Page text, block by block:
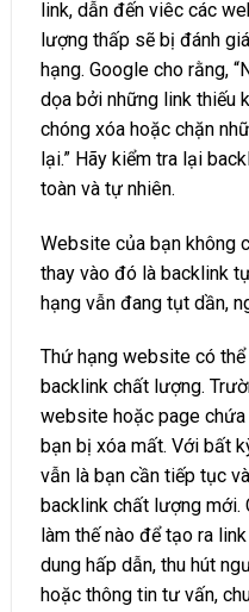
link, dẫn đến viêc các
lượng thấp sẽ bị đánh
hạng. Google cho rằng,
dọa bởi những link thiếu
chóng xóa hoặc chặn
lại.” Hãy kiểm tra lại
toàn và tự nhiên.
Website của bạn không
thay vào đó là backlink
hạng vẫn đang tụt dần,
Thứ hạng website có
backlink chất lượng.
website hoặc page
bạn bị xóa mất. Với bất
vẫn là bạn cần tiếp tục
backlink chất lượng mới.
làm thế nào để tạo ra
dung hấp dẫn, thu hút
hoặc thông tin tư vấn,